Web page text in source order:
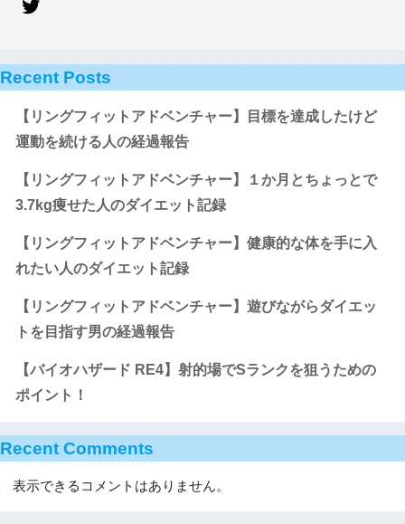
Recent Posts
【リングフィットアドベンチャー】目標を達成したけど
運動を続ける人の経過報告
【リングフィットアドベンチャー】１か月とちょっとで
3.7kg痩せた人のダイエット記録
【リングフィットアドベンチャー】健康的な体を手に入
れたい人のダイエット記録
【リングフィットアドベンチャー】遊びながらダイエッ
トを目指す男の経過報告
【バイオハザード RE4】射的場でSランクを狙うための
ポイント！
Recent Comments
表示できるコメントはありません。